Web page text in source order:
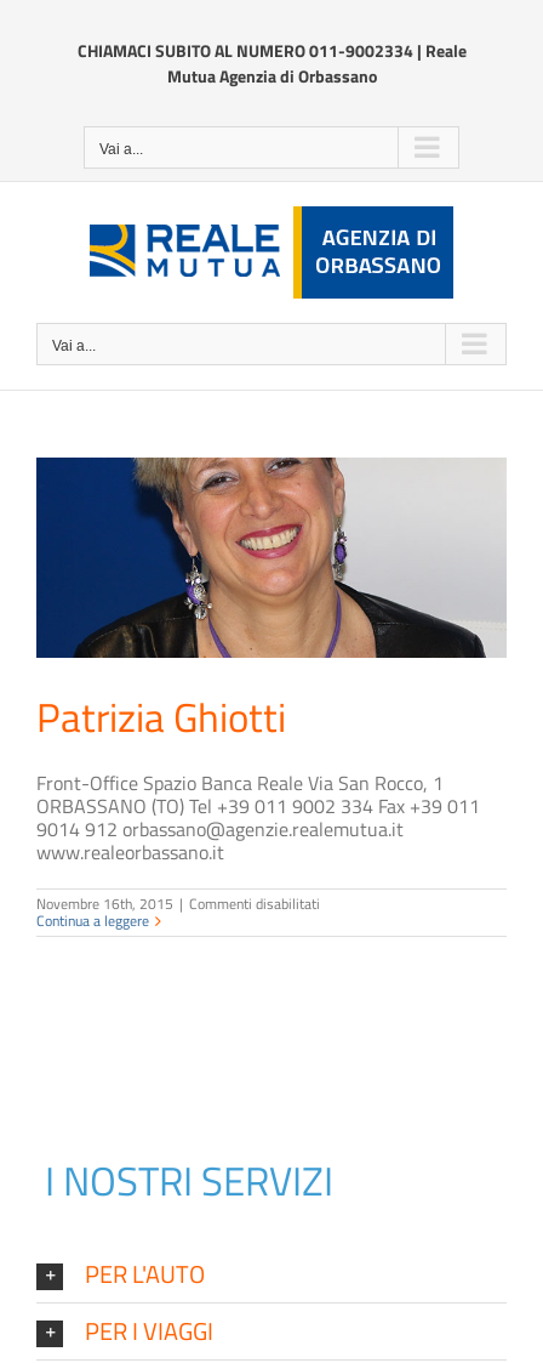
contenutoCHIAMACI SUBITO AL NUMERO 011-9002334 | Reale
Mutua Agenzia di Orbassano
Vai a...
Vai a...
Patrizia Ghiotti
Front-Office Spazio Banca Reale Via San Rocco, 1
ORBASSANO (TO) Tel +39 011 9002 334 Fax +39 011
9014 912 orbassano@agenzie.realemutua.it
www.realeorbassano.it
Novembre 16th, 2015 | Commenti disabilitati
Ghiotti
Continua a leggere
I NOSTRI SERVIZI
PER L'AUTO
PER I VIAGGI